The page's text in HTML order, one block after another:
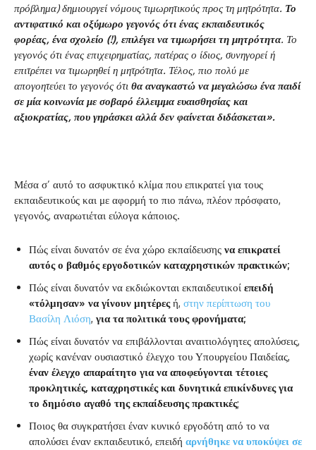
πρόβλημα) δημιουργεί νόμους τιμωρητικούς προς τη μητρότητα. Το
αντιφατικό και οξύμωρο γεγονός ότι ένας εκπαιδευτικός
φορέας, ένα σχολείο (!), επιλέγει να τιμωρήσει τη μητρότητα. Το
γεγονός ότι ένας επιχειρηματίας, πατέρας ο ίδιος, συνηγορεί ή
επιτρέπει να τιμωρηθεί η μητρότητα. Τέλος, πιο πολύ με
απογοητεύει το γεγονός ότι θα αναγκαστώ να μεγαλώσω ένα παιδί
σε μία κοινωνία με σοβαρό έλλειμμα ευαισθησίας και
αξιοκρατίας, που γηράσκει αλλά δεν φαίνεται διδάσκεται».
Μέσα σ’ αυτό το ασφυκτικό κλίμα που επικρατεί για τους
εκπαιδευτικούς και με αφορμή το πιο πάνω, πλέον πρόσφατο,
γεγονός, αναρωτιέται εύλογα κάποιος.
Πώς είναι δυνατόν σε ένα χώρο εκπαίδευσης να επικρατεί
αυτός ο βαθμός εργοδοτικών καταχρηστικών πρακτικών;
Πώς είναι δυνατόν να εκδιώκονται εκπαιδευτικοί επειδή
«τόλμησαν» να γίνουν μητέρεςή, στην περίπτωση του
Βασίλη Λιόση, για τα πολιτικά τους φρονήματα;
Πώς είναι δυνατόν να επιβάλλονται αναιτιολόγητες απολύσεις,
χωρίς κανέναν ουσιαστικό έλεγχο του Υπουργείου Παιδείας,
έναν έλεγχο απαραίτητο για να αποφεύγονται τέτοιες
προκλητικές, καταχρηστικές και δυνητικά επικίνδυνες για
το δημόσιο αγαθό της εκπαίδευσης πρακτικές;
Ποιος θα συγκρατήσει έναν κυνικό εργοδότη από το να
απολύσει έναν εκπαιδευτικό, επειδή αρνήθηκε να υποκύψει σε